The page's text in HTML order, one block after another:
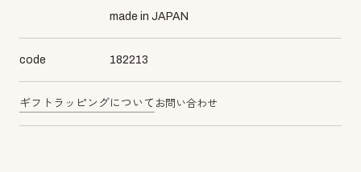
made in JAPAN
code 182213
ギフトラッピングについて お問い合わせ